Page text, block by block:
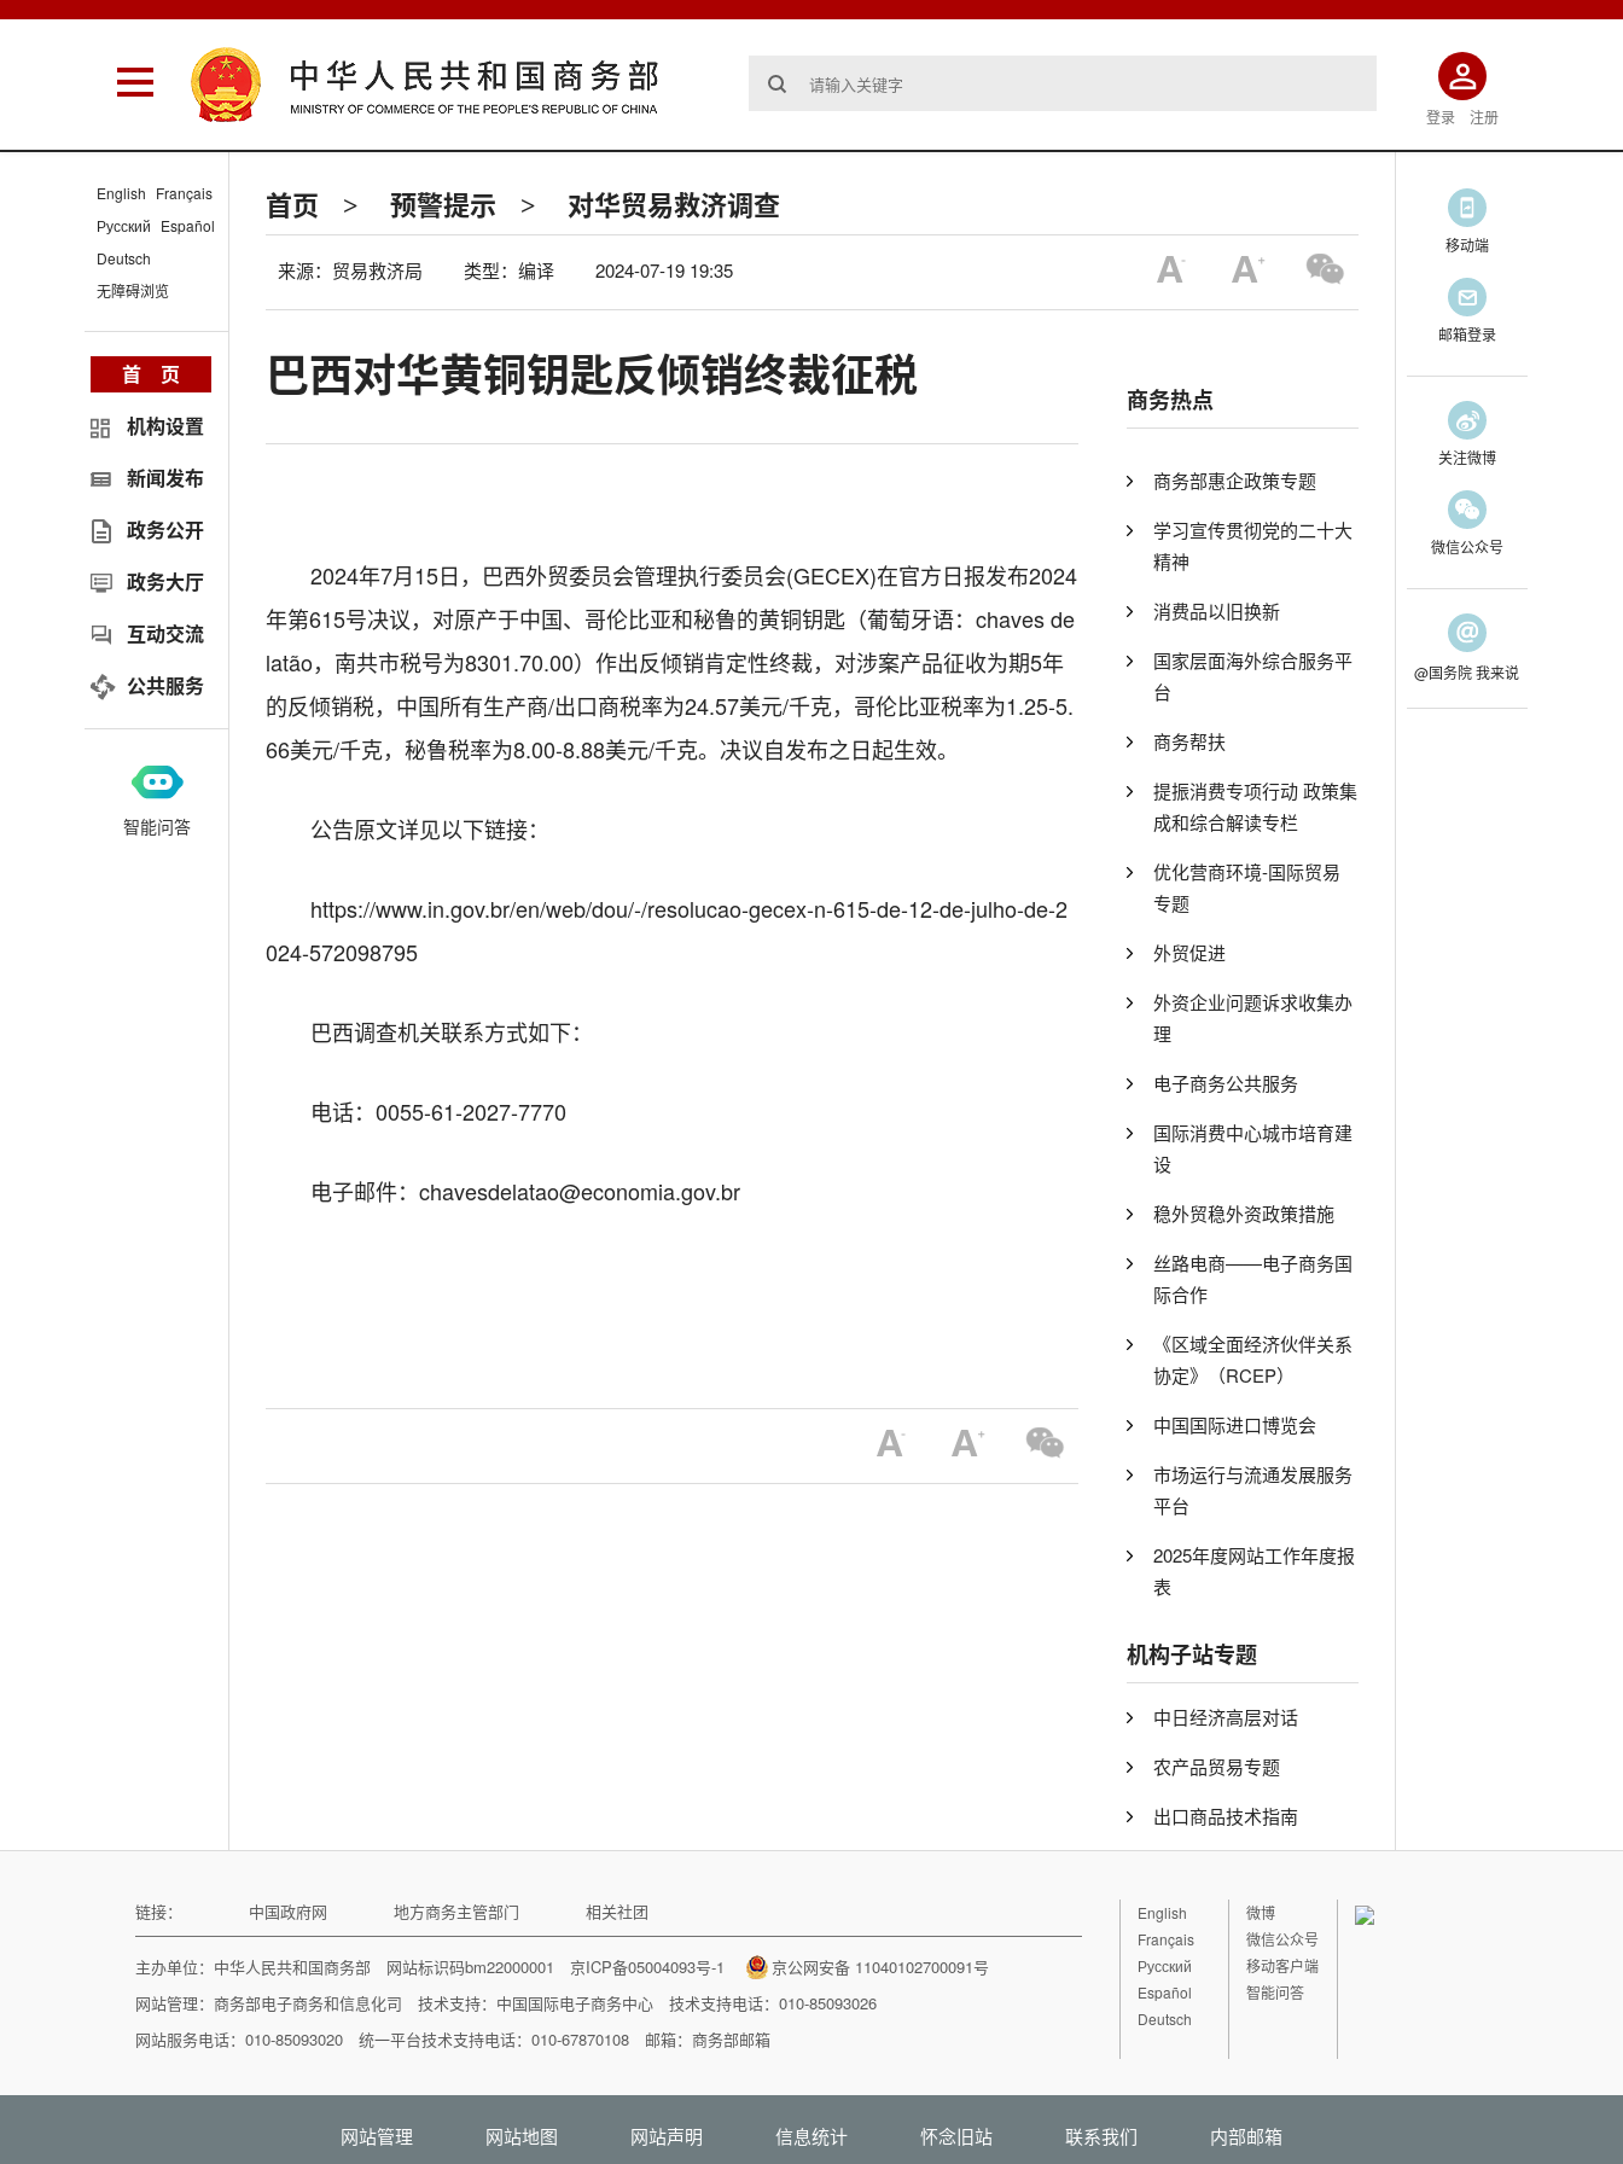
登录 注册
首页 > 预警提示 > 对华贸易救济调查
来源：贸易救济局 类型：编译 2024-07-19 19:35
巴西对华黄铜钥匙反倾销终裁征税
2024年7月15日，巴西外贸委员会管理执行委员会(GECEX)在官方日报发布2024
年第615号决议，对原产于中国、哥伦比亚和秘鲁的黄铜钥匙（葡萄牙语： chaves de
latão，南共市税号为8301.70.00）作出反倾销肯定性终裁，对涉案产品征收为期5年
的反倾销税，中国所有生产商/出口商税率为24.57美元/千克，哥伦比亚税率为1.25-5.
66美元/千克，秘鲁税率为8.00-8.88美元/千克。决议自发布之日起生效。
公告原文详见以下链接：
https://www.in.gov.br/en/web/dou/-/resolucao-gecex-n-615-de-12-de-julho-de-2
024-572098795
巴西调查机关联系方式如下：
电话： 0055-61-2027-7770
电子邮件： chavesdelatao@economia.gov.br
商务热点
商务部惠企政策专题
学习宣传贯彻党的二十大
精神
消费品以旧换新
国家层面海外综合服务平
台
商务帮扶
提振消费专项行动 政策集
成和综合解读专栏
优化营商环境-国际贸易
专题
外贸促进
外资企业问题诉求收集办
理
电子商务公共服务
国际消费中心城市培育建
设
稳外贸稳外资政策措施
丝路电商——电子商务国
际合作
《区域全面经济伙伴关系
协定》（RCEP）
中国国际进口博览会
市场运行与流通发展服务
平台
2025年度网站工作年度报
表
机构子站专题
中日经济高层对话
农产品贸易专题
出口商品技术指南
English Français
Русский Español
Deutsch
无障碍浏览
首 页
机构设置
新闻发布
政务公开
政务大厅
互动交流
公共服务
智能问答
移动端
邮箱登录
关注微博
微信公众号
@国务院 我来说
链接： 中国政府网 地方商务主管部门 相关社团
主办单位：中华人民共和国商务部 网站标识码bm22000001京ICP备05004093号-1
京公网安备 11040102700091号
网站管理：商务部电子商务和信息化司 技术支持： 中国国际电子商务中心 技术支持电话：010-85093026
网站服务电话：010-85093020 统一平台技术支持电话：010-67870108 邮箱：商务部邮箱
English
Français
Русский
Español
Deutsch
微博
微信公众号
移动客户端
智能问答
网站管理 网站地图 网站声明 信息统计 怀念旧站 联系我们 内部邮箱